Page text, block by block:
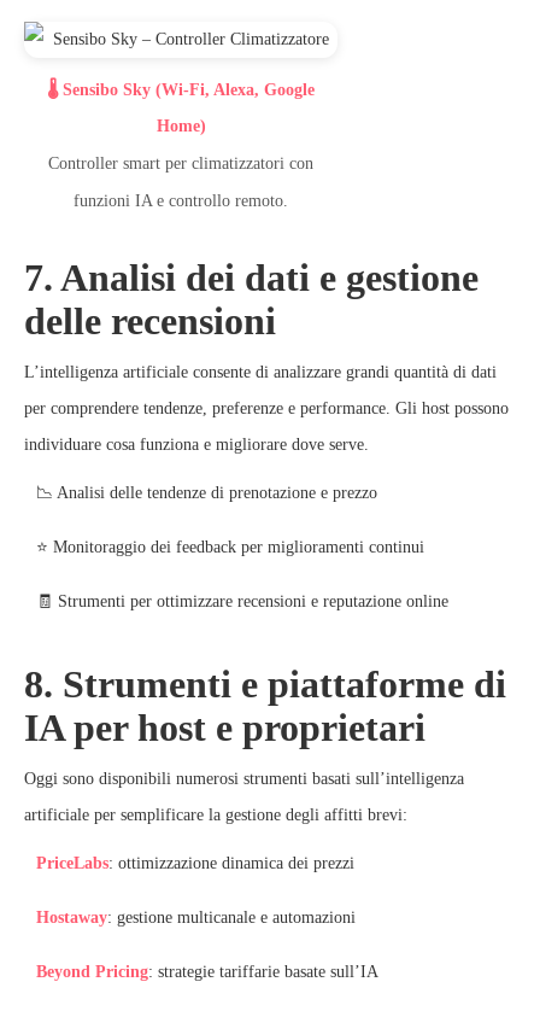
🌡️ Sensibo Sky (Wi-Fi, Alexa, Google
Home)
Controller smart per climatizzatori con
funzioni IA e controllo remoto.
7. Analisi dei dati e gestione
delle recensioni
L’intelligenza artificiale consente di analizzare grandi quantità di dati
per comprendere tendenze, preferenze e performance. Gli host possono
individuare cosa funziona e migliorare dove serve.
📉 Analisi delle tendenze di prenotazione e prezzo
⭐ Monitoraggio dei feedback per miglioramenti continui
🧾 Strumenti per ottimizzare recensioni e reputazione online
8. Strumenti e piattaforme di
IA per host e proprietari
Oggi sono disponibili numerosi strumenti basati sull’intelligenza
artificiale per semplificare la gestione degli affitti brevi:
PriceLabs: ottimizzazione dinamica dei prezzi
Hostaway: gestione multicanale e automazioni
Beyond Pricing: strategie tariffarie basate sull’IA